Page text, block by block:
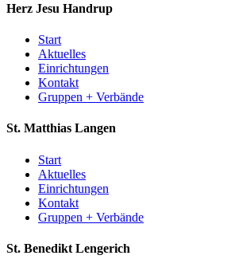
Herz Jesu Handrup
Start
Aktuelles
Einrichtungen
Kontakt
Gruppen + Verbände
St. Matthias Langen
Start
Aktuelles
Einrichtungen
Kontakt
Gruppen + Verbände
St. Benedikt Lengerich